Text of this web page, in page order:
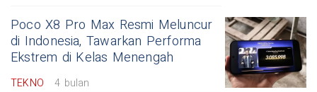
Poco X8 Pro Max Resmi Meluncur
di Indonesia, Tawarkan Performa
Ekstrem di Kelas Menengah
TEKNO 4 bulan